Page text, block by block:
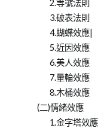
2.等號法則
3.破表法則
4.蝴蝶效應|
5.近因效應
6.美人效應
7.暈輪效應
8.木桶效應
(二)情緒效應
1.金字塔效應